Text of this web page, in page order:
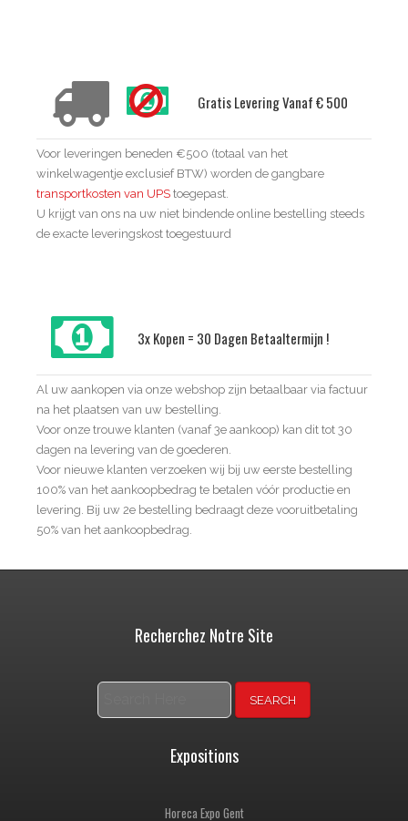
Delivery Conditions
Gratis Levering Vanaf € 500
Voor leveringen beneden €500 (totaal van het
winkelwagentje exclusief BTW) worden de gangbare
transportkosten van UPS toegepast.
U krijgt van ons na uw niet bindende online bestelling steeds
de exacte leveringskost toegestuurd
3x Kopen = 30 Dagen Betaaltermijn !
Al uw aankopen via onze webshop zijn betaalbaar via factuur
na het plaatsen van uw bestelling.
Voor onze trouwe klanten (vanaf 3e aankoop) kan dit tot 30
dagen na levering van de goederen.
Voor nieuwe klanten verzoeken wij bij uw eerste bestelling
100% van het aankoopbedrag te betalen vóór productie en
levering. Bij uw 2e bestelling bedraagt deze vooruitbetaling
50% van het aankoopbedrag.
Recherchez Notre Site
Expositions
Horeca Expo Gent